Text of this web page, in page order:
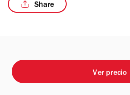
Share
Ver precio